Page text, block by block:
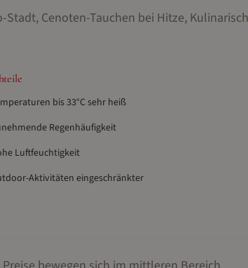
Cenoten-Tauchen bei Hitze,
bis 33°C sehr heiß
Regenhäufigkeit
Luftfeuchtigkeit
Aktivitäten eingeschränkter